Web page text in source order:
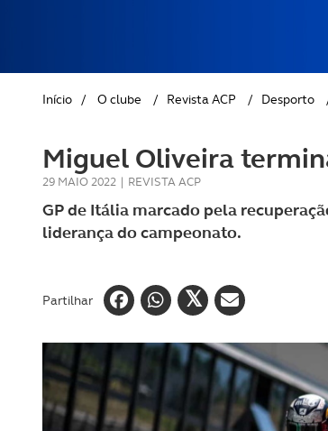
GOLFE
AUTOCARAVANISMO
Início / O clube / Revista ACP / Desporto
Miguel Oliveira
29 MAIO 2022 | REVISTA ACP
GP de Itália marcado pela
liderança do campeonato.
Partilhar